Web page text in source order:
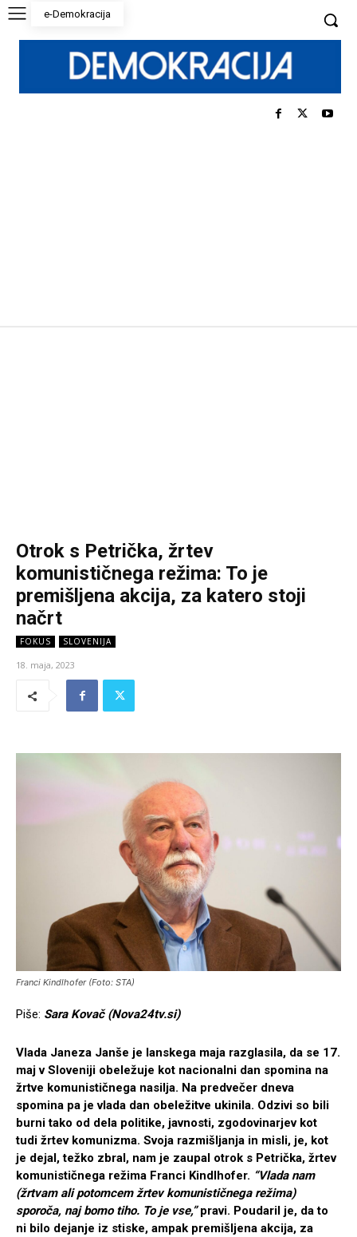
e-Demokracija
Otrok s Petrička, žrtev
komunističnega režima: To je
premišljena akcija, za katero stoji
načrt
FOKUS SLOVENIJA
18. maja, 2023
Franci Kindlhofer (Foto: STA)
Piše: Sara Kovač (Nova24tv.si)
Vlada Janeza Janše je lanskega maja razglasila, da se 17.
maj v Sloveniji obeležuje kot nacionalni dan spomina na
žrtve komunističnega nasilja. Na predvečer dneva
spomina pa je vlada dan obeležitve ukinila. Odzivi so bili
burni tako od dela politike, javnosti, zgodovinarjev kot
tudi žrtev komunizma. Svoja razmišljanja in misli, je, kot
je dejal, težko zbral, nam je zaupal otrok s Petrička, žrtev
komunističnega režima Franci Kindlhofer. “Vlada nam
(žrtvam ali potomcem žrtev komunističnega režima)
sporoča, naj bomo tiho. To je vse,”pravi. Poudaril je, da to
ni bilo dejanje iz stiske, ampak premišljena akcija, za